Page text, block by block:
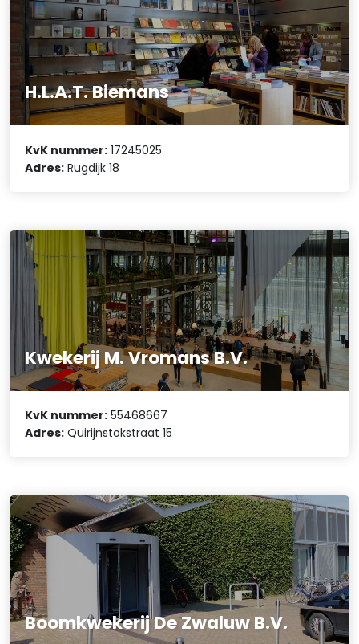
H.L.A.T. Biemans
KvK nummer: 17245025
Adres: Rugdijk 18
Kwekerij M. Vromans B.V.
KvK nummer: 55468667
Adres: Quirijnstokstraat 15
Boomkwekerij De Zwaluw B.V.